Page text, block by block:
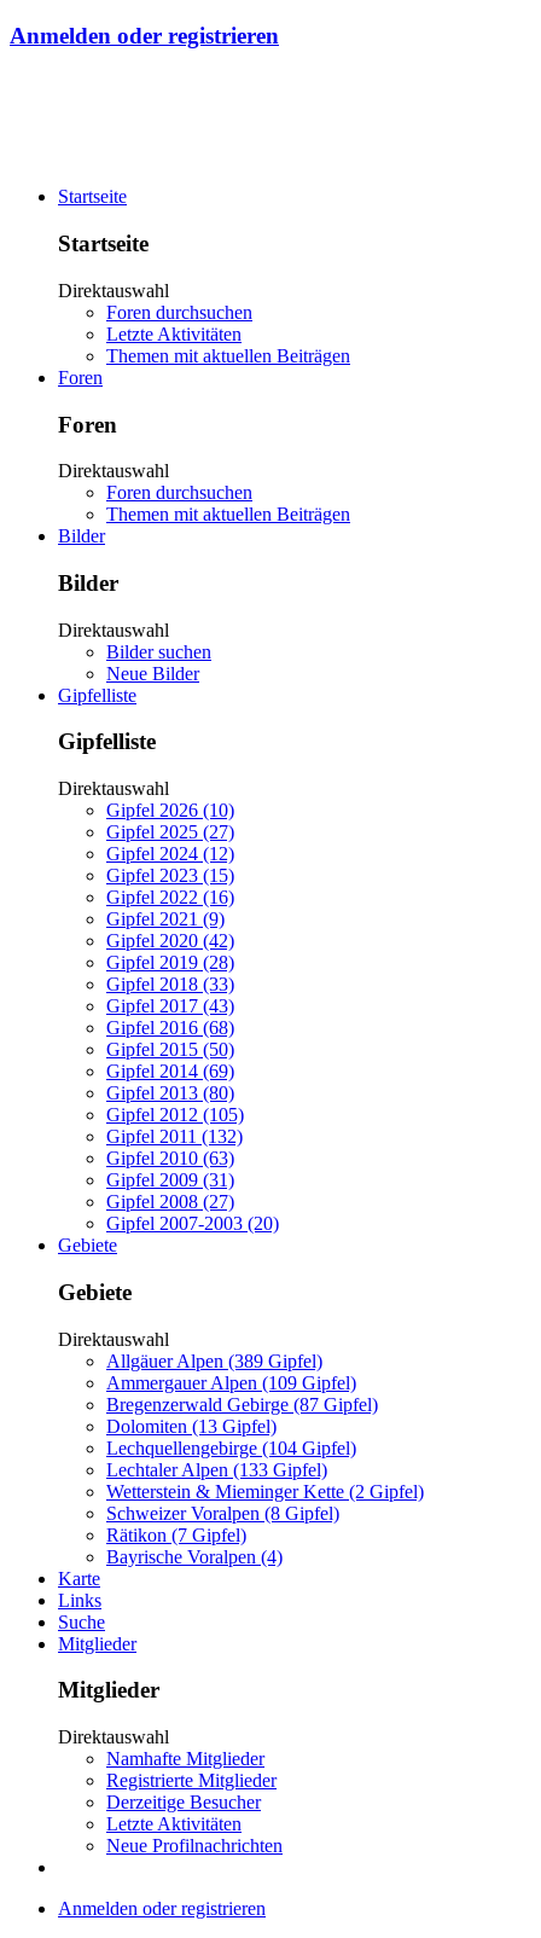
Anmelden oder registrieren
Startseite
Startseite
Direktauswahl
Foren durchsuchen
Letzte Aktivitäten
Themen mit aktuellen Beiträgen
Foren
Foren
Direktauswahl
Foren durchsuchen
Themen mit aktuellen Beiträgen
Bilder
Bilder
Direktauswahl
Bilder suchen
Neue Bilder
Gipfelliste
Gipfelliste
Direktauswahl
Gipfel 2026 (10)
Gipfel 2025 (27)
Gipfel 2024 (12)
Gipfel 2023 (15)
Gipfel 2022 (16)
Gipfel 2021 (9)
Gipfel 2020 (42)
Gipfel 2019 (28)
Gipfel 2018 (33)
Gipfel 2017 (43)
Gipfel 2016 (68)
Gipfel 2015 (50)
Gipfel 2014 (69)
Gipfel 2013 (80)
Gipfel 2012 (105)
Gipfel 2011 (132)
Gipfel 2010 (63)
Gipfel 2009 (31)
Gipfel 2008 (27)
Gipfel 2007-2003 (20)
Gebiete
Gebiete
Direktauswahl
Allgäuer Alpen (389 Gipfel)
Ammergauer Alpen (109 Gipfel)
Bregenzerwald Gebirge (87 Gipfel)
Dolomiten (13 Gipfel)
Lechquellengebirge (104 Gipfel)
Lechtaler Alpen (133 Gipfel)
Wetterstein & Mieminger Kette (2 Gipfel)
Schweizer Voralpen (8 Gipfel)
Rätikon (7 Gipfel)
Bayrische Voralpen (4)
Karte
Links
Suche
Mitglieder
Mitglieder
Direktauswahl
Namhafte Mitglieder
Registrierte Mitglieder
Derzeitige Besucher
Letzte Aktivitäten
Neue Profilnachrichten
Anmelden oder registrieren